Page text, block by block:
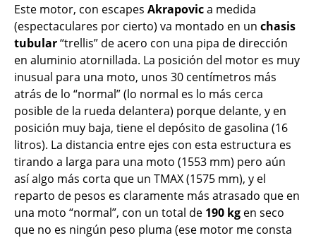
Este motor, con escapes Akrapovica medida
(espectaculares por cierto) va montado en un chasis
tubular“trellis” de acero con una pipa de dirección
en aluminio atornillada. La posición del motor es muy
inusual para una moto, unos 30 centímetros más
atrás de lo “normal” (lo normal es lo más cerca
posible de la rueda delantera) porque delante, y en
posición muy baja, tiene el depósito de gasolina (16
litros). La distancia entre ejes con esta estructura es
tirando a larga para una moto (1553 mm) pero aún
así algo más corta que un TMAX (1575 mm), y el
reparto de pesos es claramente más atrasado que en
una moto “normal”, con un total de 190 kg en seco
que no es ningún peso pluma (ese motor me consta